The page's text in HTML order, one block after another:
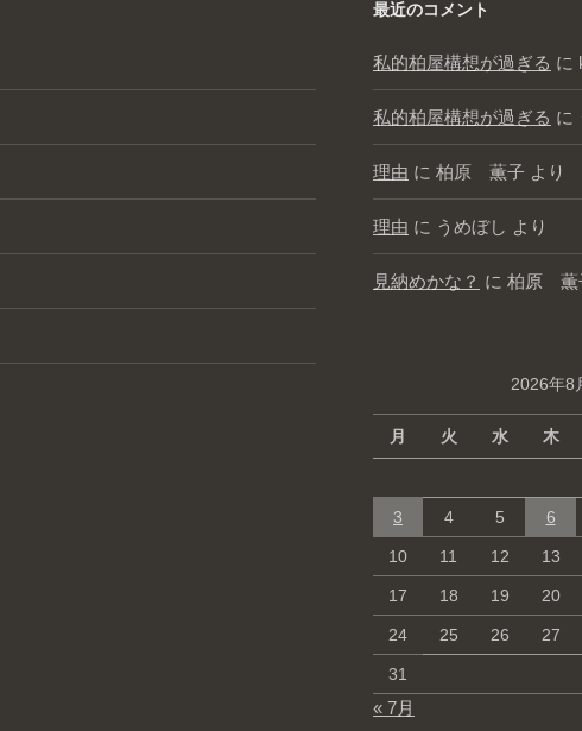
最近のコメント
私的柏屋構想が過ぎる に
私的柏屋構想が過ぎる に
理由 に 柏原 薫子 より
理由 に うめぼし より
見納めかな？ に 柏原 薫
2026年8
月 火 水 木
3 4 5 6
10 11 12 13
17 18 19 20
24 25 26 27
31
« 7月